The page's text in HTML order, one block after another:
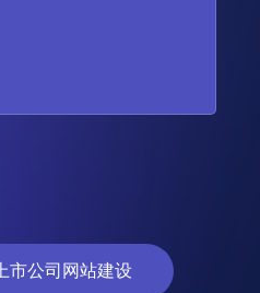
上市公司网站建设